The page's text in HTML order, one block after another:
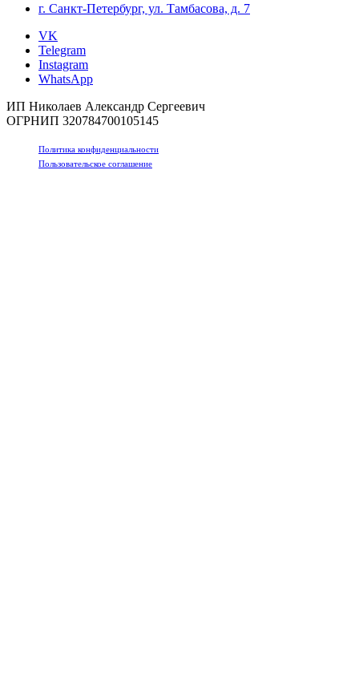
г. Санкт-Петербург, ул. Тамбасова, д. 7
VK
Telegram
Instagram
WhatsApp
ИП Николаев Александр Сергеевич
ОГРНИП 320784700105145
Политика конфиденциальности
Пользовательское соглашение